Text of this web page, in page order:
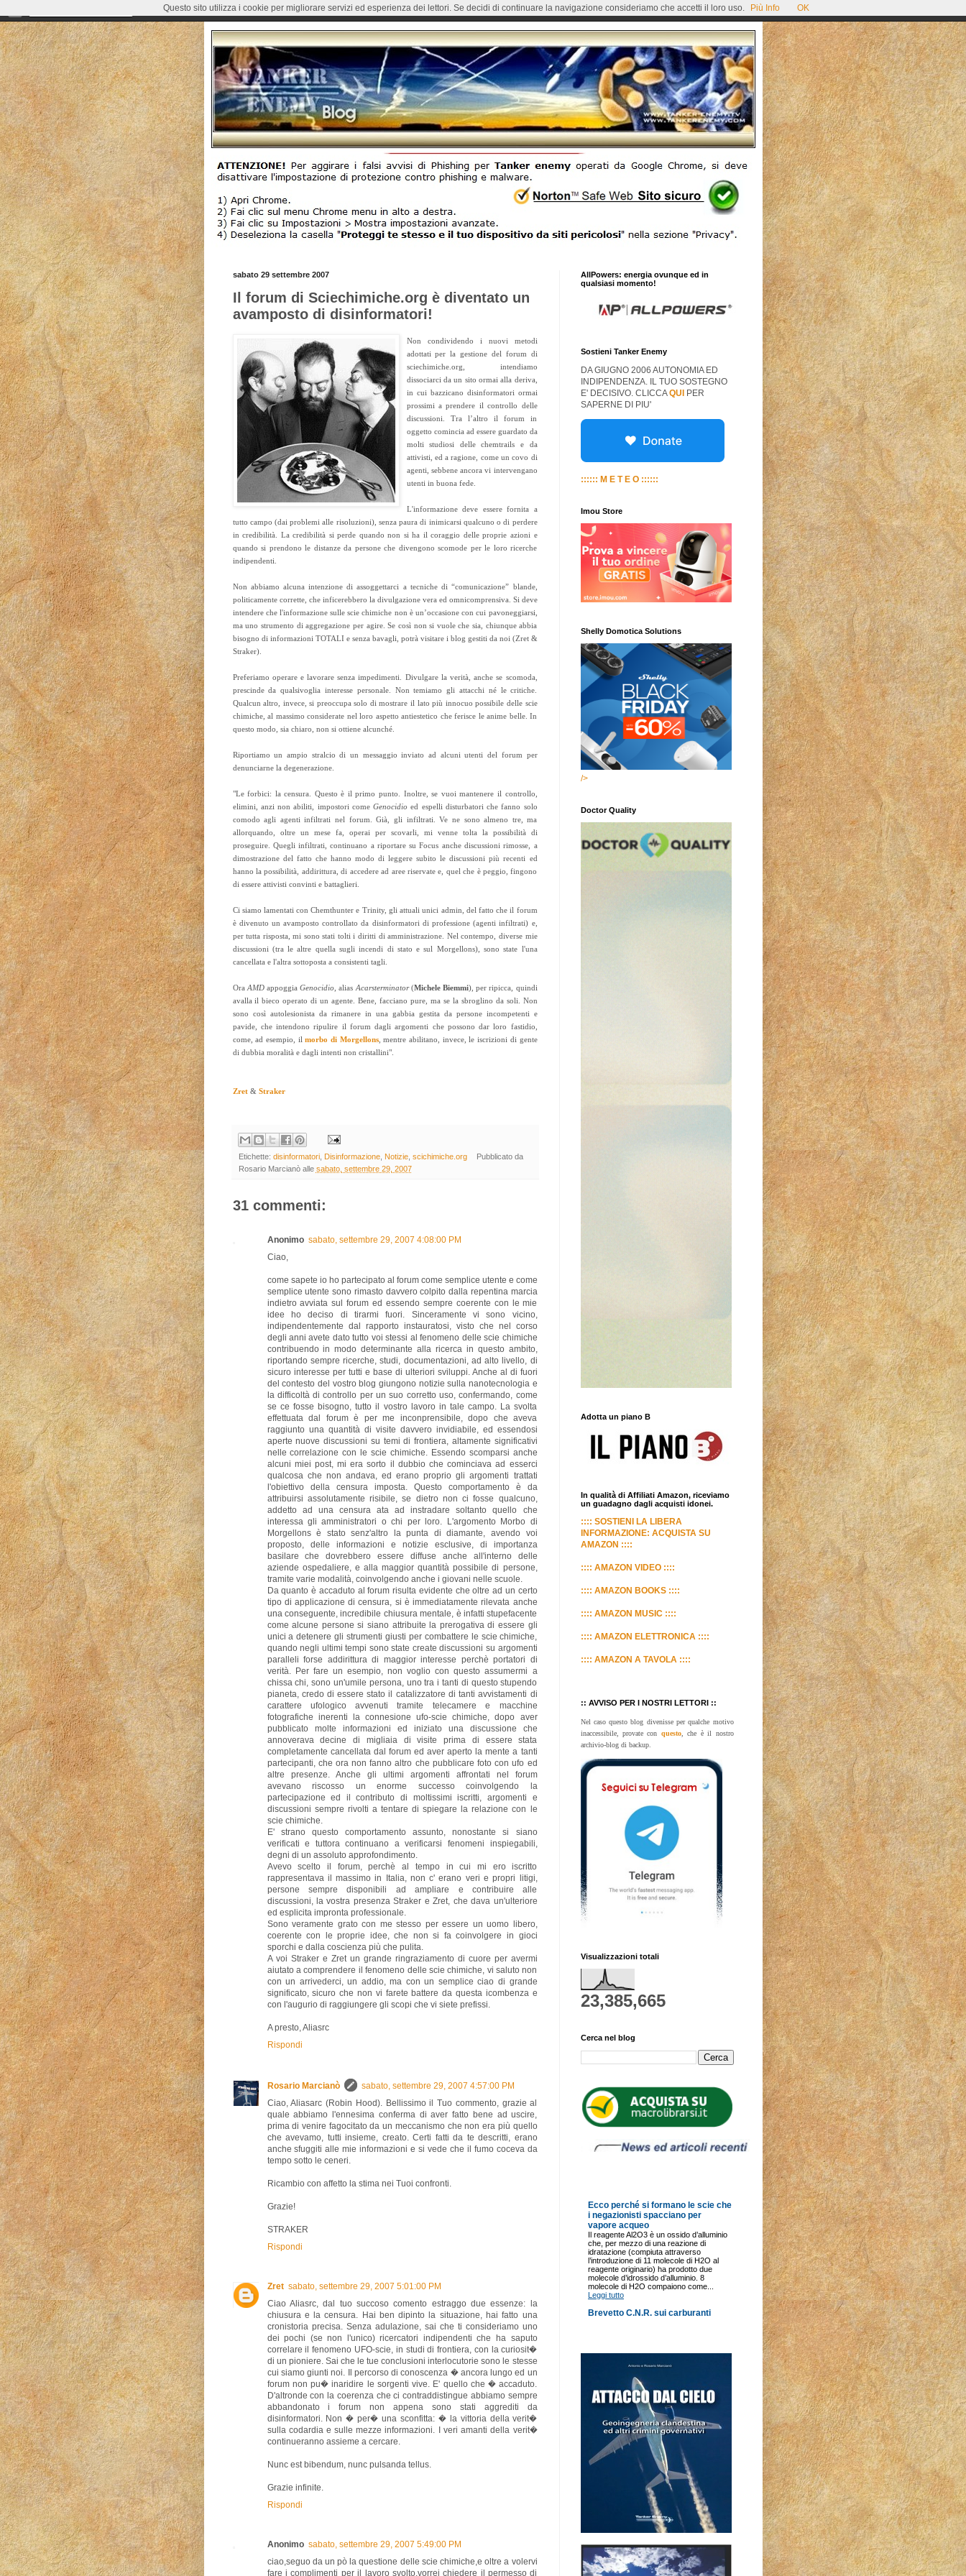
sabato 29 settembre 2007
Il forum di Sciechimiche.org è diventato un
avamposto di disinformatori!
Non condividendo i nuovi metodi
adottati per la gestione del forum di
sciechimiche.org, intendiamo
dissociarci da un sito ormai alla deriva,
in cui bazzicano disinformatori ormai
prossimi a prendere il controllo delle
discussioni. Tra l’altro il forum in
oggetto comincia ad essere guardato da
molti studiosi delle chemtrails e da
attivisti, ed a ragione, come un covo di
agenti, sebbene ancora vi intervengano
utenti in buona fede.
L'informazione deve essere fornita a
tutto campo (dai problemi alle risoluzioni), senza paura di inimicarsi qualcuno o di perdere
in credibilità. La credibilità si perde quando non si ha il coraggio delle proprie azioni e
quando si prendono le distanze da persone che divengono scomode per le loro ricerche
indipendenti.
Non abbiamo alcuna intenzione di assoggettarci a tecniche di “comunicazione” blande,
politicamente corrette, che inficerebbero la divulgazione vera ed omnicomprensiva. Si deve
intendere che l'informazione sulle scie chimiche non è un’occasione con cui pavoneggiarsi,
ma uno strumento di aggregazione per agire. Se così non si vuole che sia, chiunque abbia
bisogno di informazioni TOTALI e senza bavagli, potrà visitare i blog gestiti da noi (Zret &
Straker).
Preferiamo operare e lavorare senza impedimenti. Divulgare la verità, anche se scomoda,
prescinde da qualsivoglia interesse personale. Non temiamo gli attacchi né le critiche.
Qualcun altro, invece, si preoccupa solo di mostrare il lato più innocuo possibile delle scie
chimiche, al massimo considerate nel loro aspetto antiestetico che ferisce le anime belle. In
questo modo, sia chiaro, non si ottiene alcunché.
Riportiamo un ampio stralcio di un messaggio inviato ad alcuni utenti del forum per
denunciarne la degenerazione.
"Le forbici: la censura. Questo è il primo punto. Inoltre, se vuoi mantenere il controllo,
elimini, anzi non abiliti, impostori come Genocidio ed espelli disturbatori che fanno solo
comodo agli agenti infiltrati nel forum. Già, gli infiltrati. Ve ne sono almeno tre, ma
allorquando, oltre un mese fa, operai per scovarli, mi venne tolta la possibilità di
proseguire. Quegli infiltrati, continuano a riportare su Focus anche discussioni rimosse, a
dimostrazione del fatto che hanno modo di leggere subito le discussioni più recenti ed
hanno la possibilità, addirittura, di accedere ad aree riservate e, quel che è peggio, fingono
di essere attivisti convinti e battaglieri.
Ci siamo lamentati con Chemthunter e Trinity, gli attuali unici admin, del fatto che il forum
è divenuto un avamposto controllato da disinformatori di professione (agenti infiltrati) e,
per tutta risposta, mi sono stati tolti i diritti di amministrazione. Nel contempo, diverse mie
discussioni (tra le altre quella sugli incendi di stato e sul Morgellons), sono state l'una
cancellata e l'altra sottoposta a consistenti tagli.
Ora AMDappoggiaGenocidio , alias Acarsterminator(Michele Biemmi), per ripicca, quindi
avalla il bieco operato di un agente. Bene, facciano pure, ma se la sbroglino da soli. Non
sono così autolesionista da rimanere in una gabbia gestita da persone incompetenti e
pavide, che intendono ripulire il forum dagli argomenti che possono dar loro fastidio,
come, ad esempio, ilmorbo di Morgellons, mentre abilitano, invece, le iscrizioni di gente
di dubbia moralità e dagli intenti non cristallini".
Zret & Straker
Etichette: disinformatori, Disinformazione, Notizie, scichimiche.org
Pubblicato da
Rosario Marcianò alle sabato, settembre 29, 2007
31 commenti:
Anonimo sabato, settembre 29, 2007 4:08:00 PM
Ciao,
come sapete io ho partecipato al forum come semplice utente e come
semplice utente sono rimasto davvero colpito dalla repentina marcia
indietro avviata sul forum ed essendo sempre coerente con le mie
idee ho deciso di tirarmi fuori. Sinceramente vi sono vicino,
indipendentemente dal rapporto instauratosi, visto che nel corso
degli anni avete dato tutto voi stessi al fenomeno delle scie chimiche
contribuendo in modo determinante alla ricerca in questo ambito,
riportando sempre ricerche, studi, documentazioni, ad alto livello, di
sicuro interesse per tutti e base di ulteriori sviluppi. Anche al di fuori
del contesto del vostro blog giungono notizie sulla nanotecnologia e
la difficoltà di controllo per un suo corretto uso, confermando, come
se ce fosse bisogno, tutto il vostro lavoro in tale campo. La svolta
effettuata dal forum è per me inconprensibile, dopo che aveva
raggiunto una quantità di visite davvero invidiabile, ed essendosi
aperte nuove discussioni su temi di frontiera, altamente significativi
nelle correlazione con le scie chimiche. Essendo scomparsi anche
alcuni miei post, mi era sorto il dubbio che cominciava ad esserci
qualcosa che non andava, ed erano proprio gli argomenti trattati
l'obiettivo della censura imposta. Questo comportamento è da
attribuirsi assolutamente risibile, se dietro non ci fosse qualcuno,
addetto ad una censura ata ad instradare soltanto quello che
interessa gli amministratori o chi per loro. L'argomento Morbo di
Morgellons è stato senz'altro la punta di diamante, avendo voi
proposto, delle informazioni e notizie esclusive, di importanza
basilare che dovrebbero essere diffuse anche all'interno delle
aziende ospedaliere, e alla maggior quantità possibile di persone,
tramite varie modalità, coinvolgendo anche i giovani nelle scuole.
Da quanto è accaduto al forum risulta evidente che oltre ad un certo
tipo di applicazione di censura, si è immediatamente rilevata anche
una conseguente, incredibile chiusura mentale, è infatti stupefacente
come alcune persone si siano attribuite la prerogativa di essere gli
unici a detenere gli strumenti giusti per combattere le scie chimiche,
quando negli ultimi tempi sono state create discussioni su argomenti
paralleli forse addirittura di maggior interesse perchè portatori di
verità. Per fare un esempio, non voglio con questo assumermi a
chissa chi, sono un'umile persona, uno tra i tanti di questo stupendo
pianeta, credo di essere stato il catalizzatore di tanti avvistamenti di
carattere ufologico avvenuti tramite telecamere e macchine
fotografiche inerenti la connesione ufo-scie chimiche, dopo aver
pubblicato molte informazioni ed iniziato una discussione che
annoverava decine di migliaia di visite prima di essere stata
completamente cancellata dal forum ed aver aperto la mente a tanti
partecipanti, che ora non fanno altro che pubblicare foto con ufo ed
altre presenze. Anche gli ultimi argomenti affrontati nel forum
avevano riscosso un enorme successo coinvolgendo la
partecipazione ed il contributo di moltissimi iscritti, argomenti e
discussioni sempre rivolti a tentare di spiegare la relazione con le
scie chimiche.
E' strano questo comportamento assunto, nonostante si siano
verificati e tuttora continuano a verificarsi fenomeni inspiegabili,
degni di un assoluto approfondimento.
Avevo scelto il forum, perchè al tempo in cui mi ero iscritto
rappresentava il massimo in Italia, non c' erano veri e propri litigi,
persone sempre disponibili ad ampliare e contribuire alle
discussioni, la vostra presenza Straker e Zret, che dava un'ulteriore
ed esplicita impronta professionale.
Sono veramente grato con me stesso per essere un uomo libero,
coerente con le proprie idee, che non si fa coinvolgere in gioci
sporchi e dalla coscienza più che pulita.
A voi Straker e Zret un grande ringraziamento di cuore per avermi
aiutato a comprendere il fenomeno delle scie chimiche, vi saluto non
con un arrivederci, un addio, ma con un semplice ciao di grande
significato, sicuro che non vi farete battere da questa icombenza e
con l'augurio di raggiungere gli scopi che vi siete prefissi.
A presto, Aliasrc
Rispondi
Rosario Marcianò
sabato, settembre 29, 2007 4:57:00 PM
Ciao, Aliasarc (Robin Hood). Bellissimo il Tuo commento, grazie al
quale abbiamo l'ennesima conferma di aver fatto bene ad uscire,
prima di venire fagocitato da un meccanismo che non era più quello
che avevamo, tutti insieme, creato. Certi fatti da te descritti, erano
anche sfuggiti alle mie informazioni e si vede che il fumo coceva da
tempo sotto le ceneri.
Ricambio con affetto la stima nei Tuoi confronti.
Grazie!
STRAKER
Rispondi
Zret sabato, settembre 29, 2007 5:01:00 PM
Ciao Aliasrc, dal tuo succoso comento estraggo due essenze: la
chiusura e la censura. Hai ben dipinto la situazione, hai fatto una
cronistoria precisa. Senza adulazione, sai che ti consideriamo uno
dei pochi (se non l'unico) ricercatori indipendenti che ha saputo
correlare il fenomeno UFO-scie, in studi di frontiera, con la curiosit�
di un pioniere. Sai che le tue conclusioni interlocutorie sono le stesse
cui siamo giunti noi. Il percorso di conoscenza � ancora lungo ed un
forum non pu� inaridire le sorgenti vive. E' quello che � accaduto.
D'altronde con la coerenza che ci contraddistingue abbiamo sempre
abbandonato i forum non appena sono stati aggrediti da
disinformatori. Non � per� una sconfitta: � la vittoria della verit�
sulla codardia e sulle mezze informazioni. I veri amanti della verit�
continueranno assieme a cercare.
Nunc est bibendum, nunc pulsanda tellus.
Grazie infinite.
Rispondi
Anonimo sabato, settembre 29, 2007 5:49:00 PM
ciao,seguo da un pò la questione delle scie chimiche,e oltre a volervi
fare i complimenti per il lavoro svolto,vorrei chiedere il permesso di
AllPowers: energia ovunque ed in
qualsiasi momento!
Sostieni Tanker Enemy
DA GIUGNO 2006 AUTONOMIA ED
INDIPENDENZA. IL TUO SOSTEGNO
E' DECISIVO. CLICCAQUI
PER
SAPERNE DI PIU'
:::::: M E T E O ::::::
Imou Store
Shelly Domotica Solutions
/>
Doctor Quality
Adotta un piano B
In qualità di Affiliati Amazon, riceviamo
un guadagno dagli acquisti idonei.
:::: SOSTIENI LA LIBERA
INFORMAZIONE: ACQUISTA SU
AMAZON ::::
:::: AMAZON VIDEO ::::
:::: AMAZON BOOKS ::::
:::: AMAZON MUSIC ::::
:::: AMAZON ELETTRONICA ::::
:::: AMAZON A TAVOLA ::::
:: AVVISO PER I NOSTRI LETTORI ::
Nel caso questo blog divenisse per qualche motivo
inaccessibile, provate con questo, che è il nostro
archivio-blog di backup.
Visualizzazioni totali
23,385,665
Cerca nel blog
Questo sito utilizza i cookie per migliorare servizi ed esperienza dei lettori. Se decidi di continuare la navigazione consideriamo che accetti il loro uso. Più Info OK